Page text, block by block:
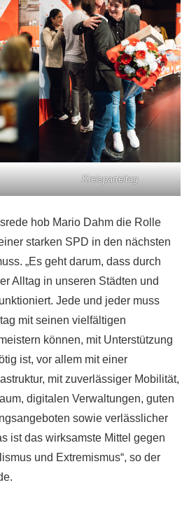
Kreisparteitag
hob Mario Dahm die Rolle
starken SPD in den nächsten
„Es geht darum, dass durch
Alltag in unseren Städten und
Jede und jeder muss
mit seinen vielfältigen
können, mit Unterstützung
ist, vor allem mit einer
mit zuverlässiger Mobilität,
digitalen Verwaltungen, guten
sowie verlässlicher
ist das wirksamste Mittel gegen
und Extremismus“, so der